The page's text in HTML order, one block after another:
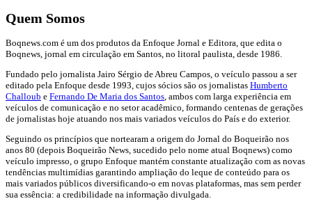
Quem Somos
Boqnews.com é um dos produtos da Enfoque Jornal e Editora, que edita o
Boqnews, jornal em circulação em Santos, no litoral paulista, desde 1986.
Fundado pelo jornalista Jairo Sérgio de Abreu Campos, o veículo passou a ser
editado pela Enfoque desde 1993, cujos sócios são os jornalistas Humberto
Challoub e Fernando De Maria dos Santos , ambos com larga experiência em
veículos de comunicação e no setor acadêmico, formando centenas de gerações
de jornalistas hoje atuando nos mais variados veículos do País e do exterior.
Seguindo os princípios que nortearam a origem do Jornal do Boqueirão nos
anos 80 (depois Boqueirão News, sucedido pelo nome atual Boqnews) como
veículo impresso, o grupo Enfoque mantém constante atualização com as novas
tendências multimídias garantindo ampliação do leque de conteúdo para os
mais variados públicos diversificando-o em novas plataformas, mas sem perder
sua essência: a credibilidade na informação divulgada.